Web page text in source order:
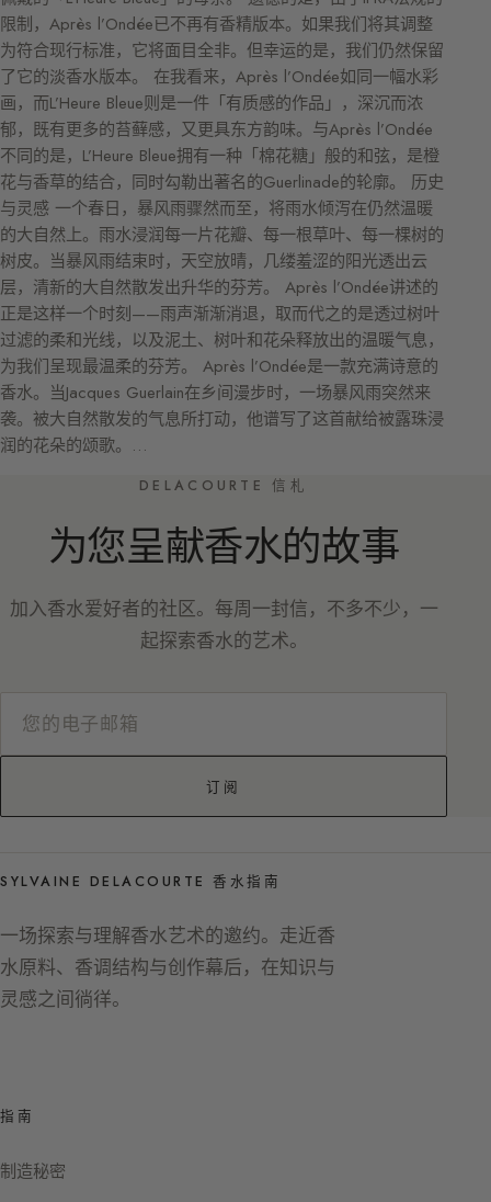
限制，Après l’Ondée已不再有香精版本。如果我们将其调整
为符合现行标准，它将面目全非。但幸运的是，我们仍然保留
了它的淡香水版本。 在我看来，Après l’Ondée如同一幅水彩
画，而L’Heure Bleue则是一件「有质感的作品」，深沉而浓
郁，既有更多的苔藓感，又更具东方韵味。与Après l’Ondée
不同的是，L’Heure Bleue拥有一种「棉花糖」般的和弦，是橙
花与香草的结合，同时勾勒出著名的Guerlinade的轮廓。 历史
与灵感 一个春日，暴风雨骤然而至，将雨水倾泻在仍然温暖
的大自然上。雨水浸润每一片花瓣、每一根草叶、每一棵树的
树皮。当暴风雨结束时，天空放晴，几缕羞涩的阳光透出云
层，清新的大自然散发出升华的芬芳。 Après l’Ondée讲述的
正是这样一个时刻——雨声渐渐消退，取而代之的是透过树叶
过滤的柔和光线，以及泥土、树叶和花朵释放出的温暖气息，
为我们呈现最温柔的芬芳。 Après l’Ondée是一款充满诗意的
香水。当Jacques Guerlain在乡间漫步时，一场暴风雨突然来
袭。被大自然散发的气息所打动，他谱写了这首献给被露珠浸
润的花朵的颂歌。…
DELACOURTE 信札
为您呈献香水的故事
加入香水爱好者的社区。每周一封信，不多不少，一
起探索香水的艺术。
订阅
SYLVAINE DELACOURTE 香水指南
一场探索与理解香水艺术的邀约。走近香
水原料、香调结构与创作幕后，在知识与
灵感之间徜徉。
指南
制造秘密